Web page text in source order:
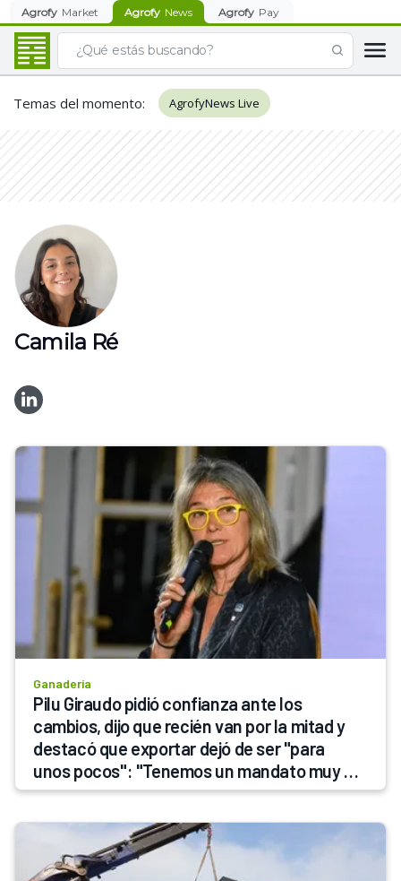
Agrofy Market Agrofy News Agrofy Pay
Temas del momento: AgrofyNews Live
Camila Ré
Ganadería
Pilu Giraudo pidió confianza ante los
cambios, dijo que recién van por la mitad y
destacó que exportar dejó de ser "para
unos pocos": "Tenemos un mandato muy
claro del gobierno nacional"